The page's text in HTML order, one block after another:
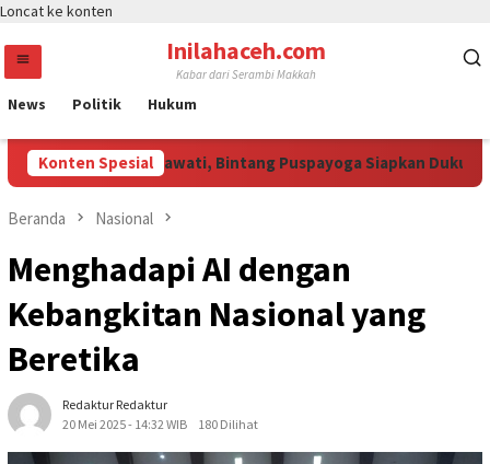
Loncat ke konten
Inilahaceh.com
Kabar dari Serambi Makkah
News Politik Hukum
Konten Spesial
Perhatian Megawati, Bintang Puspayoga Siapkan Dukungan
Beranda Nasional
Menghadapi AI dengan
Kebangkitan Nasional yang
Beretika
Redaktur Redaktur
20 Mei 2025 - 14:32 WIB
180 Dilihat